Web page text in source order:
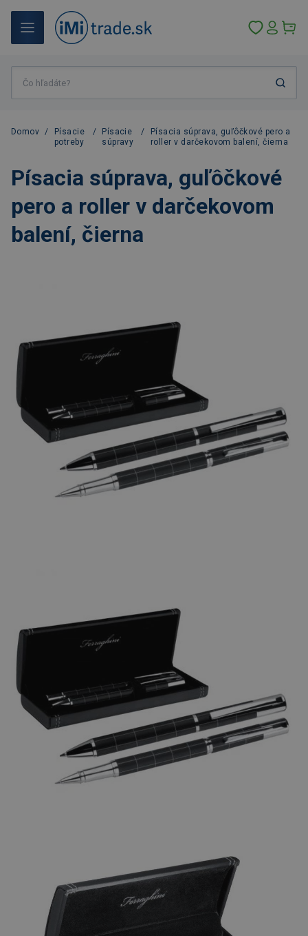
Domov /
Písacie
potreby
/
Písacie
súpravy
/
Písacia súprava, guľôčkové pero a
roller v darčekovom balení, čierna
Písacia súprava, guľôčkové
pero a roller v darčekovom
balení, čierna